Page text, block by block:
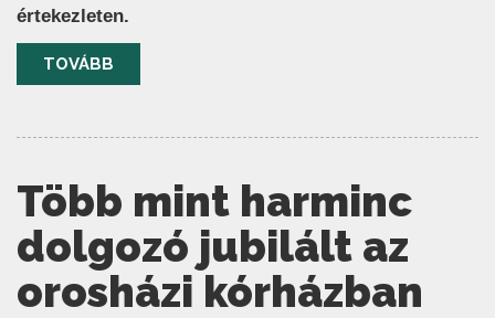
értekezleten.
TOVÁBB
Több mint harminc
dolgozó jubilált az
orosházi kórházban